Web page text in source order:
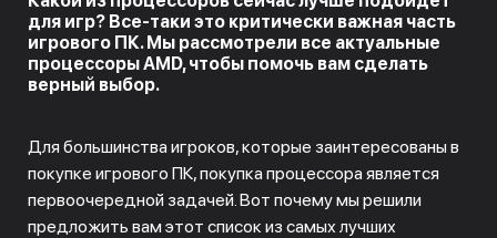
для игр? Все-таки это критически важная часть
игрового ПК. Мы рассмотрели все актуальные
процессоры AMD, чтобы помочь вам сделать
верный выбор.
Для большинства игроков, которые заинтересованы в
покупке игрового ПК, покупка процессора является
первоочередной задачей. Вот почему мы решили
предложить вам этот список из самых лучших